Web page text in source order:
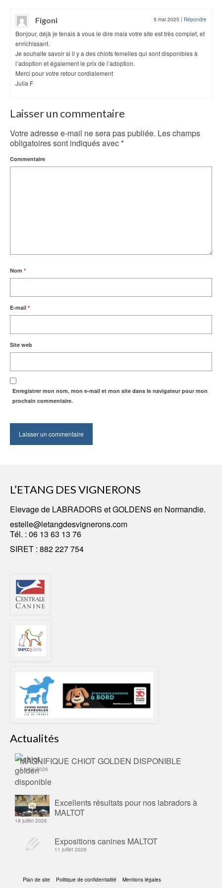
Figoni 5 mai 2025 | Répondre
Bonjour, déjà je tenais à vous le dire mais votre site est très complet, et
enrichissant.
Je souhaite savoir si il y a des chiots femelles qui sont disponibles à
l’adoption et également le prix de l’adoption.
Merci pour votre retour cordialement
Julia F
Laisser un commentaire
Votre adresse e-mail ne sera pas publiée. Les champs
obligatoires sont indiqués avec *
Commentaire
Nom *
E-mail *
Site web
Enregistrer mon nom, mon e-mail et mon site dans le navigateur pour mon
prochain commentaire.
L’ETANG DES VIGNERONS
Elevagede LABRADORS et GOLDENS en Normandie.
estelle@letangdesvignerons.com
Tél. : 06 13 63 13 76
SIRET : 882 227 754
Actualités
MAGNIFIQUE CHIOT GOLDEN DISPONIBLE
5 août 2026
Excellents résultats pour nos labradors à
MALTOT
18 juillet 2026
Expositions canines MALTOT
11 juillet 2026
Plan de site Politique de confidentialité Mentions légales